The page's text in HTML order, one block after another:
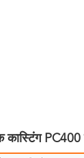
कास्टिंग